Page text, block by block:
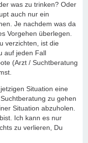
was zu trinken? Oder
auch nur ein
Je nachdem was da
Vorgehen überlegen.
verzichten, ist die
auf jeden Fall
(Arzt / Suchtberatung
Situation eine
zu gehen
Situation abzuholen.
Ich kann es nur
zu verlieren, Du